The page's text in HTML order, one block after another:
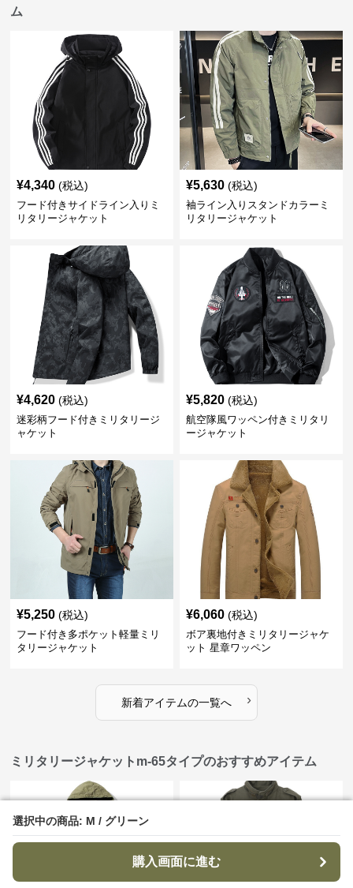
選択中の商品: M / グリーン
購入画面に進む
選択中の商品: M / グリーン
購入画面に進む
ム
¥4,340 (税込)
フード付きサイドライン入りミ
リタリージャケット
¥5,630 (税込)
袖ライン入りスタンドカラーミ
リタリージャケット
¥4,620 (税込)
迷彩柄フード付きミリタリージ
ャケット
¥5,820 (税込)
航空隊風ワッペン付きミリタリ
ージャケット
¥5,250 (税込)
フード付き多ポケット軽量ミリ
タリージャケット
¥6,060 (税込)
ボア裏地付きミリタリージャケ
ット 星章ワッペン
新着アイテムの一覧へ ›
ミリタリージャケットm-65タイプのおすすめアイテム